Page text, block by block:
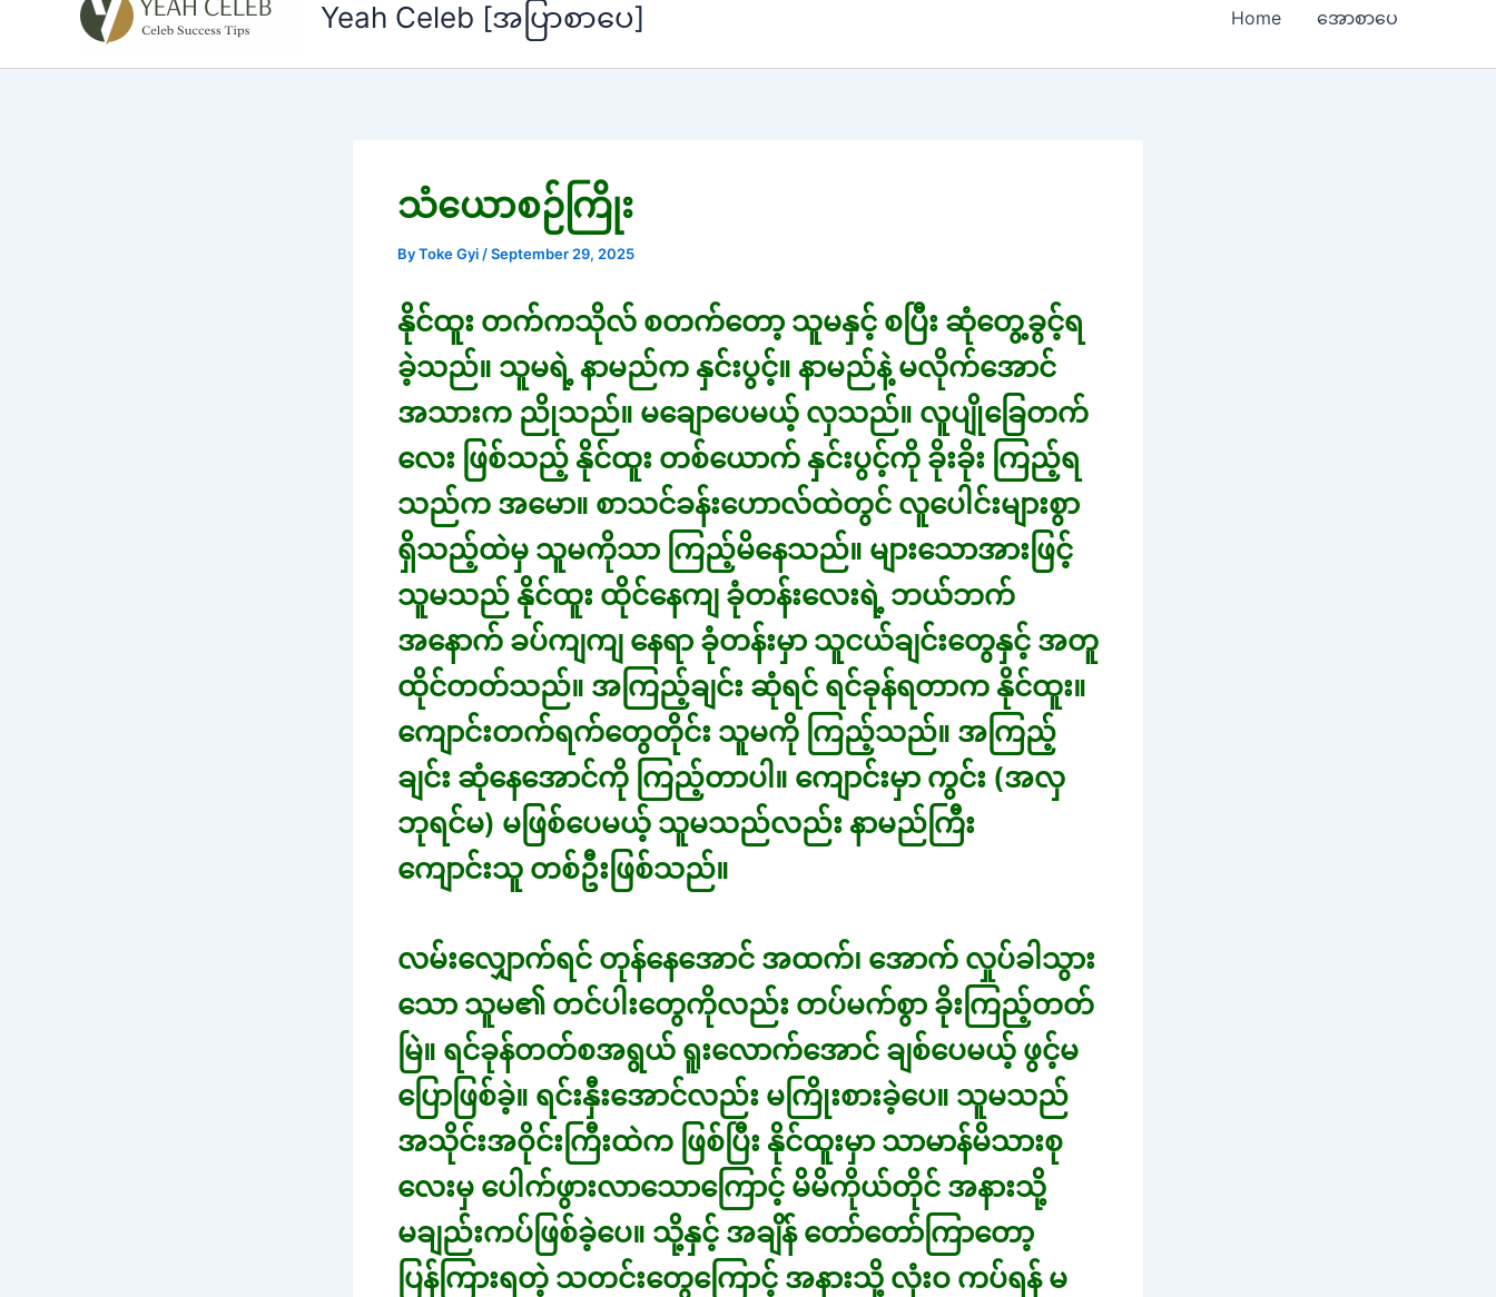
Yeah Celeb [အပြာစာပေ] Home အောစာပေ
သံယောစဉ်ကြိုး
ByToke Gyi /September 29, 2025
နိုင်ထူး တက်ကသိုလ် စတက်တော့ သူမနှင့် စပြီး ဆုံတွေ့ခွင့်ရ
ခဲ့သည်။ သူမရဲ့ နာမည်က နှင်းပွင့်။ နာမည်နဲ့ မလိုက်အောင်
အသားက ညိုသည်။ မချောပေမယ့် လှသည်။ လူပျိုခြေတက်
လေး ဖြစ်သည့် နိုင်ထူး တစ်ယောက် နှင်းပွင့်ကို ခိုးခိုး ကြည့်ရ
သည်က အမော။ စာသင်ခန်းဟောလ်ထဲတွင် လူပေါင်းများစွာ
ရှိသည့်ထဲမှ သူမကိုသာ ကြည့်မိနေသည်။ များသောအားဖြင့်
သူမသည် နိုင်ထူး ထိုင်နေကျ ခုံတန်းလေးရဲ့ ဘယ်ဘက်
အနောက် ခပ်ကျကျ နေရာ ခုံတန်းမှာ သူငယ်ချင်းတွေနှင့် အတူ
ထိုင်တတ်သည်။ အကြည့်ချင်း ဆုံရင် ရင်ခုန်ရတာက နိုင်ထူး။
ကျောင်းတက်ရက်တွေတိုင်း သူမကို ကြည့်သည်။ အကြည့်
ချင်း ဆုံနေအောင်ကို ကြည့်တာပါ။ ကျောင်းမှာ ကွင်း (အလှ
ဘုရင်မ) မဖြစ်ပေမယ့် သူမသည်လည်း နာမည်ကြီး
ကျောင်းသူ တစ်ဦးဖြစ်သည်။
လမ်းလျှောက်ရင် တုန်နေအောင် အထက်၊ အောက် လှုပ်ခါသွား
သော သူမ၏ တင်ပါးတွေကိုလည်း တပ်မက်စွာ ခိုးကြည့်တတ်
မြဲ။ ရင်ခုန်တတ်စအရွယ် ရူးလောက်အောင် ချစ်ပေမယ့် ဖွင့်မ
ပြောဖြစ်ခဲ့။ ရင်းနှီးအောင်လည်း မကြိုးစားခဲ့ပေ။ သူမသည်
အသိုင်းအဝိုင်းကြီးထဲက ဖြစ်ပြီး နိုင်ထူးမှာ သာမာန်မိသားစု
လေးမှ ပေါက်ဖွားလာသောကြောင့် မိမိကိုယ်တိုင် အနားသို့
မချည်းကပ်ဖြစ်ခဲ့ပေ။ သို့နှင့် အချိန် တော်တော်ကြာတော့
ပြန်ကြားရတဲ့ သတင်းတွေကြောင့် အနားသို့ လုံးဝ ကပ်ရန် မ